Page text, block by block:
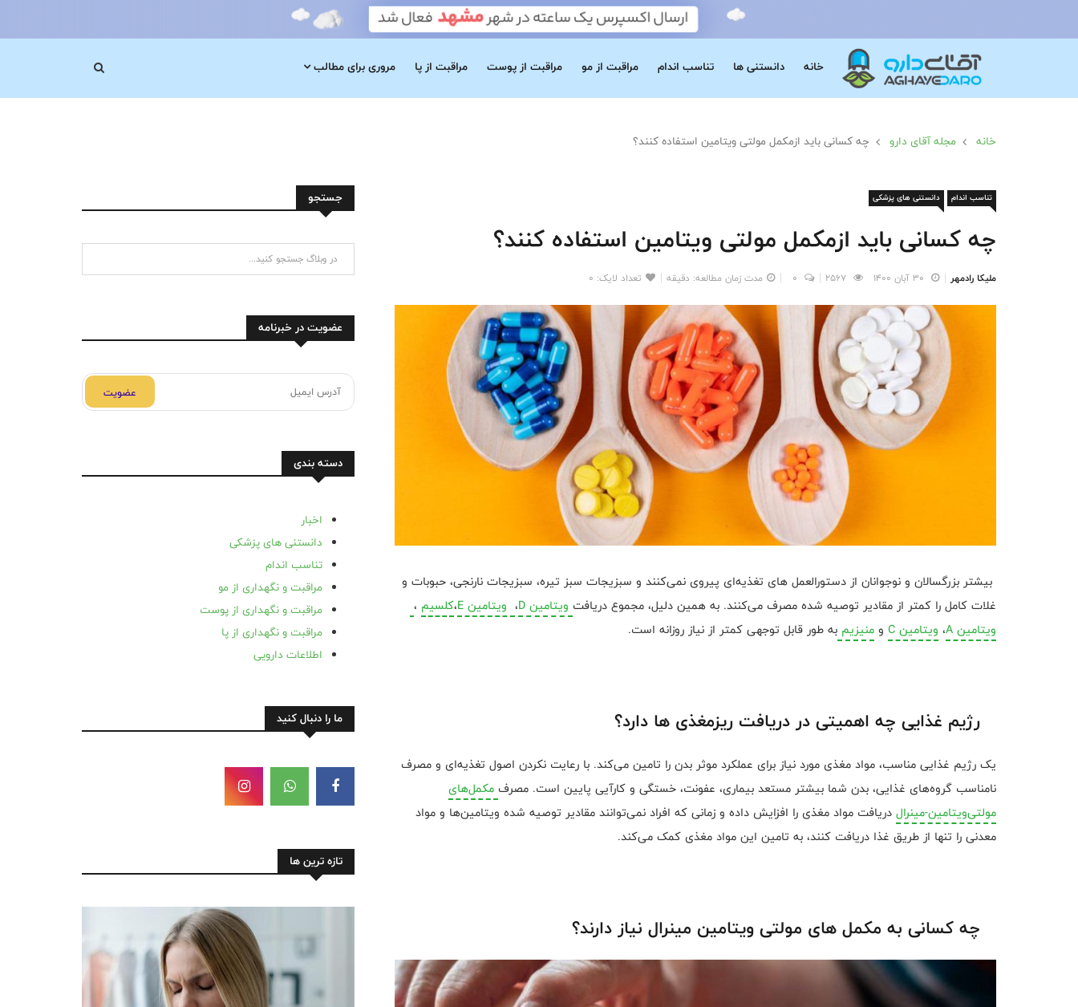
خانه دانستنی ها تناسب اندام مراقبت از مو مراقبت از پوست مراقبت از پا مروری برای مطالب
خانه مجله آقای دارو چه کسانی باید ازمکمل مولتی ویتامین استفاده کنند؟
تناسب اندام دانستنی های پزشکی
چه کسانی باید ازمکمل مولتی ویتامین استفاده کنند؟
ملیکا رادمهر 0 مدت زمان مطالعه: دقیقه تعداد لایک: 0
بیشتر بزرگسالان و نوجوانان از دستورالعمل‌ های تغذیه‌ای پیروی نمی‌کنند و سبزیجات سبز تیره، سبزیجات نارنجی، حبوبات و
غلات کامل را کمتر از مقادیر توصیه شده مصرف می‌کنند. به همین دلیل، مجموع دریافت ویتامین D ، ویتامین E ،کلسیم ،
ویتامین A ، ویتامین C و منیزیم به طور قابل توجهی کمتر از نیاز روزانه است.
رژیم غذایی چه اهمیتی در دریافت ریزمغذی ها دارد؟
یک رژیم غذایی مناسب، مواد مغذی مورد نیاز برای عملکرد موثر بدن را تامین می‌کند. با رعایت نکردن اصول تغذیه‌ای و مصرف
نامناسب گروه‌های غذایی، بدن شما بیشتر مستعد بیماری، عفونت، خستگی و کارآیی پایین است. مصرف مکمل‌های
مولتی‌ویتامین-مینرال دریافت مواد مغذی را افزایش داده و زمانی که افراد نمی‌توانند مقادیر توصیه شده ویتامین‌ها و مواد
معدنی را تنها از طریق غذا دریافت کنند، به تامین این مواد مغذی کمک می‌کند.
چه کسانی به مکمل های مولتی ویتامین مینرال نیاز دارند؟
جستجو
عضویت در خبرنامه
عضویت
دسته بندی
اخبار
دانستنی های پزشکی
تناسب اندام
مراقبت و نگهداری از مو
مراقبت و نگهداری از پوست
مراقبت و نگهداری از پا
اطلاعات دارویی
ما را دنبال کنید
تازه ترین ها